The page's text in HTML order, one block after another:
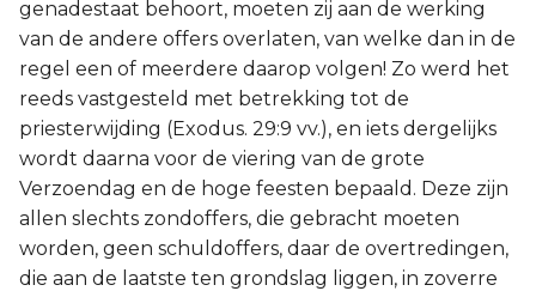
genadestaat behoort, moeten zij aan de werking
van de andere offers overlaten, van welke dan in de
regel een of meerdere daarop volgen! Zo werd het
reeds vastgesteld met betrekking tot de
priesterwijding (Exodus. 29:9 vv.), en iets dergelijks
wordt daarna voor de viering van de grote
Verzoendag en de hoge feesten bepaald. Deze zijn
allen slechts zondoffers, die gebracht moeten
worden, geen schuldoffers, daar de overtredingen,
die aan de laatste ten grondslag liggen, in zoverre